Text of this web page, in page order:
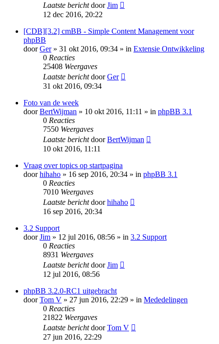
Laatste berichtdoorJim
12 dec 2016, 20:22
[CDB][3.2] cmBB - Simple Content Management voor
phpBB
doorGer» 31 okt 2016, 09:34 » in Extensie Ontwikkeling
0 Reacties
25408 Weergaves
Laatste berichtdoorGer
31 okt 2016, 09:34
Foto van de week
doorBertWijman » 10 okt 2016, 11:11 » in phpBB 3.1
0 Reacties
7550 Weergaves
Laatste berichtdoorBertWijman
10 okt 2016, 11:11
Vraag over topics op startpagina
doorhihaho » 16 sep 2016, 20:34 » in phpBB 3.1
0 Reacties
7010 Weergaves
Laatste berichtdoorhihaho
16 sep 2016, 20:34
3.2 Support
doorJim » 12 jul 2016, 08:56 » in 3.2 Support
0 Reacties
8931 Weergaves
Laatste berichtdoorJim
12 jul 2016, 08:56
phpBB 3.2.0-RC1 uitgebracht
doorTom V » 27 jun 2016, 22:29 » in Mededelingen
0 Reacties
21822 Weergaves
Laatste berichtdoorTom V
27 jun 2016, 22:29